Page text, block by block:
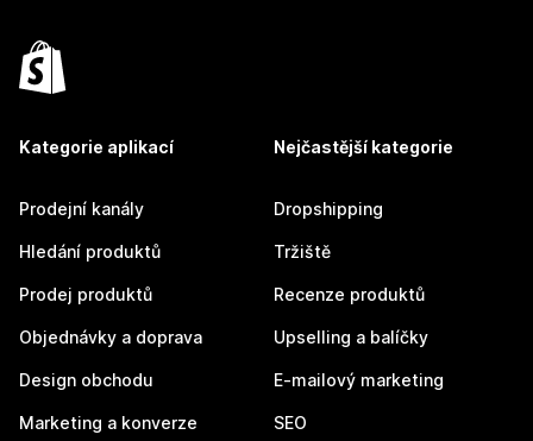
Kategorie aplikací
Prodejní kanály
Hledání produktů
Prodej produktů
Objednávky a doprava
Design obchodu
Marketing a konverze
Nejčastější kategorie
Dropshipping
Tržiště
Recenze produktů
Upselling a balíčky
E-mailový marketing
SEO